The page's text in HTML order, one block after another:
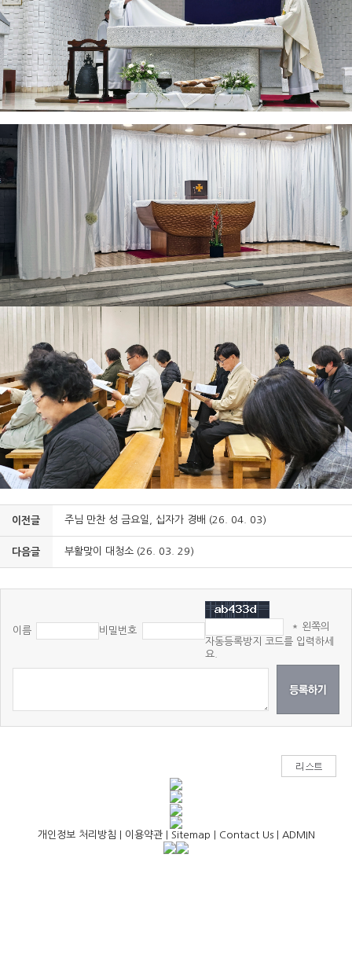
이전글 주님 만찬 성 금요일, 십자가 경배 (26. 04. 03)
다음글 부활맞이 대청소 (26. 03. 29)
이름 비밀번호
* 왼쪽의
자동등록방지 코드를 입력하세
요.
개인정보 처리방침 이용약관| Sitemap Contact Us| ADMIN